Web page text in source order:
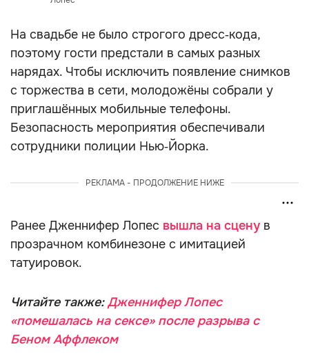
На свадьбе не было строгого дресс‑кода,
поэтому гости предстали в самых разных
нарядах. Чтобы исключить появление снимков
с торжества в сети, молодожёны собрали у
приглашённых мобильные телефоны.
Безопасность мероприятия обеспечивали
сотрудники полиции Нью‑Йорка.
РЕКЛАМА - ПРОДОЛЖЕНИЕ НИЖЕ
Ранее Дженнифер Лопес вышла на сцену в
прозрачном комбинезоне с имитацией
татуировок.
Читайте также:Дженнифер Лопес
«помешалась на сексе» после разрыва с
Беном Аффлеком